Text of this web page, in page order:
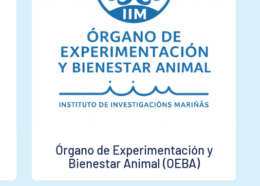
Órgano de Experimentación y
Bienestar Animal (OEBA)